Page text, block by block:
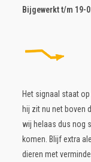
Bijgewerkt t/m 19-
Het signaal staat
hij zit nu net boven
wij helaas dus nog
komen. Blijf extra
dieren met